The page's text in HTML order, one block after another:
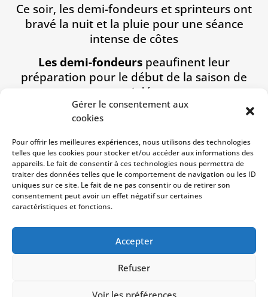
Gérer le consentement aux
cookies
Pour offrir les meilleures expériences, nous utilisons des technologies
telles que les cookies pour stocker et/ou accéder aux informations des
appareils. Le fait de consentir à ces technologies nous permettra de
traiter des données telles que le comportement de navigation ou les ID
uniques sur ce site. Le fait de ne pas consentir ou de retirer son
consentement peut avoir un effet négatif sur certaines
caractéristiques et fonctions.
Accepter
Refuser
Voir les préférences
Ce soir, les demi-fondeurs et sprinteurs ont
bravé la nuit et la pluie pour une séance
intense de côtes
Les demi-fondeurs peaufinent leur
préparation pour le début de la saison de
cross, qui démarre
dimanche 2 novembre avec le Cross du
Les sprinteurs, eux, poursuivent leur travail
de puissance en vue de la saison en salle
Une belle énergie, de la détermination et un
esprit d’équipe qui promettent de belles
Copyright © 2023USM Vire| Développé par